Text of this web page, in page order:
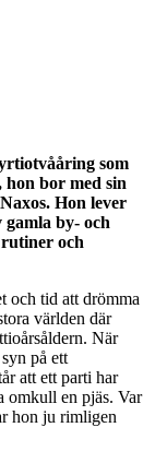
som
hon bor med sin
Hon lever
by- och
och
och tid att drömma
världen där
När
på ett
att ett parti har
omkull en pjäs. Var
hon ju rimligen